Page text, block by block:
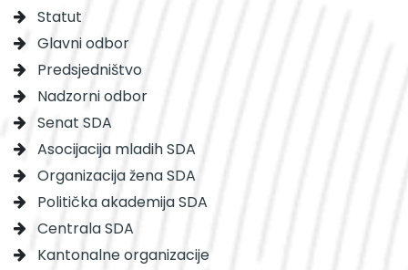
Statut
Glavni odbor
Predsjedništvo
Nadzorni odbor
Senat SDA
Asocijacija mladih SDA
Organizacija žena SDA
Politička akademija SDA
Centrala SDA
Kantonalne organizacije